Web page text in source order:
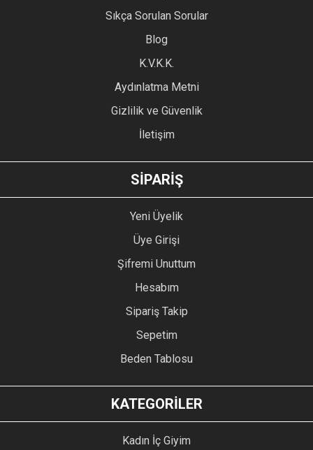
Sıkça Sorulan Sorular
Blog
K.V.K.K.
Aydınlatma Metni
Gizlilik ve Güvenlik
İletişim
SİPARİŞ
Yeni Üyelik
Üye Girişi
Şifremi Unuttum
Hesabım
Sipariş Takip
Sepetim
Beden Tablosu
KATEGORİLER
Kadın İç Giyim